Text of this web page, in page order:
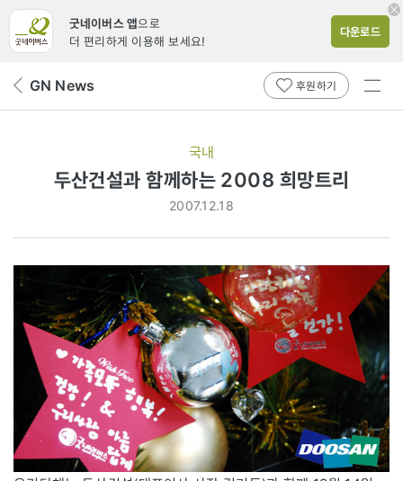
굿네이버스 앱으로
더 편리하게 이용해 보세요!
다운로드
뒤 GN News 후원하기
전체
국내
두산건설과 함께하는 2008 희망트리
2007.12.18